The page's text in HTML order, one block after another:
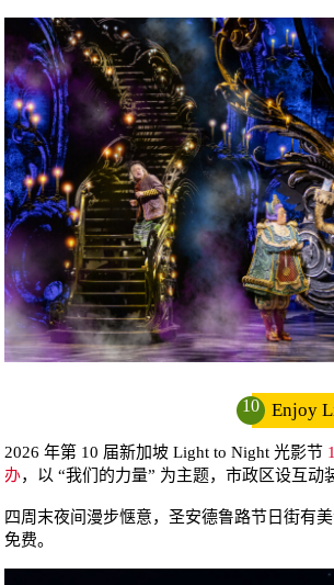
10 Enjoy
2026 年第 10 届新加坡 Light to Night 光影节
办，以 “我们的力量” 为主题，市政区设互动
四周末夜间漫步惬意，圣安德鲁路节日街有
免费。